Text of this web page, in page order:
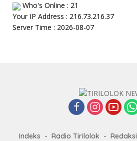
Who's Online : 21
Your IP Address : 216.73.216.37
Server Time : 2026-08-07
Indeks Radio Tirilolok Redaksi